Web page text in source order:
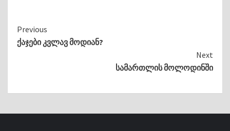
Continue
Reading
Previous
ქაჯები კვლავ მოდიან?
Next
სამართლის მოლოდინში